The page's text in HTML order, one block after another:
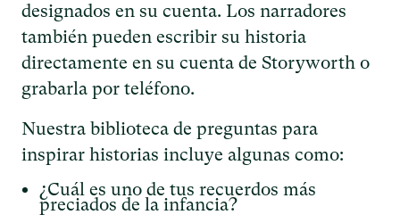
designados en su cuenta. Los narradores
también pueden escribir su historia
directamente en su cuenta de Storyworth o
grabarla por teléfono.
Nuestra biblioteca de preguntas para
inspirar historias incluye algunas como:
¿Cuál es uno de tus recuerdos más
preciados de la infancia?